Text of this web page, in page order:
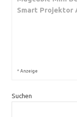
Smart Projektor
* Anzeige
Suchen